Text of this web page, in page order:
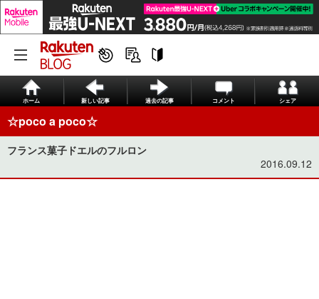
ホーム 新しい記事 過去の記事 コメント シェア
☆poco a poco☆
フランス菓子ドエルのフルロン
2016.09.12